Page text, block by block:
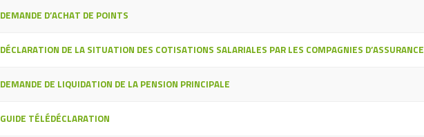
DEMANDE D’ACHAT DE POINTS
DÉCLARATION DE LA SITUATION DES COTISATIONS SALARIALES PAR LES COMPAGNIES D’ASSURANCE
DEMANDE DE LIQUIDATION DE LA PENSION PRINCIPALE
GUIDE TÉLÉDÉCLARATION